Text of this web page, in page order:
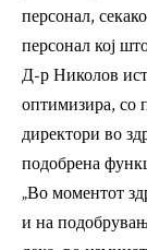
персонал,
персонал кој
Д-р Николов
оптимизира, со
директори во
подобрена
„Во моментот
и на